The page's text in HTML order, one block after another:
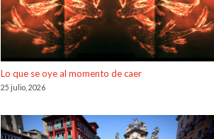
Lo que se oye al momento de caer
25 julio, 2026